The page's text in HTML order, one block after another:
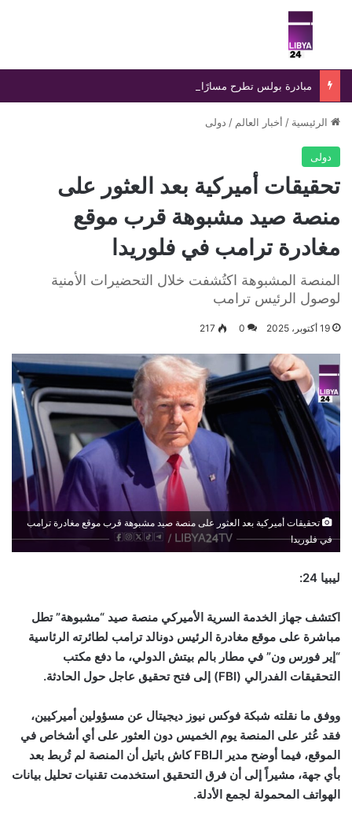
بحث عن
مبادرة بولس تطرح مسارًا جديدًا لإنهاء الانسداد السياسي في ليبيا
الرئيسية / أخبار العالم / دولى
دولى
تحقيقات أميركية بعد العثور على
منصة صيد مشبوهة قرب موقع
مغادرة ترامب في فلوريدا
المنصة المشبوهة اكتُشفت خلال التحضيرات الأمنية
لوصول الرئيس ترامب
19 أكتوبر، 2025 0
217
تحقيقات أميركية بعد العثور على منصة صيد مشبوهة قرب موقع مغادرة ترامب
في فلوريدا
ليبيا 24:
اكتشف جهاز الخدمة السرية الأميركي منصة صيد “مشبوهة” تطل
مباشرة على موقع مغادرة الرئيس دونالد ترامب لطائرته الرئاسية
“إير فورس ون” في مطار بالم بيتش الدولي، ما دفع مكتب
التحقيقات الفدرالي (FBI) إلى فتح تحقيق عاجل حول الحادثة.
ووفق ما نقلته شبكة فوكس نيوز ديجيتال عن مسؤولين أميركيين،
فقد عُثر على المنصة يوم الخميس دون العثور على أي أشخاص في
الموقع، فيما أوضح مدير الـFBI كاش باتيل أن المنصة لم تُربط بعد
بأي جهة، مشيراً إلى أن فرق التحقيق استخدمت تقنيات تحليل بيانات
الهواتف المحمولة لجمع الأدلة.